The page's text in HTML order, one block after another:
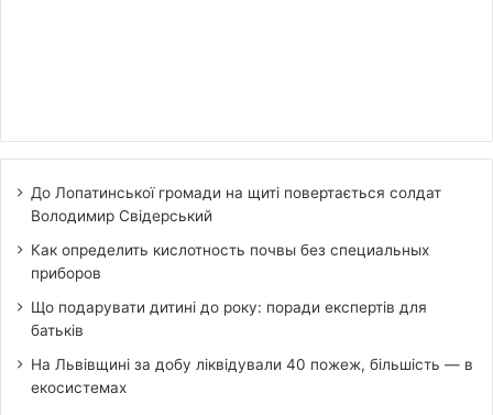
До Лопатинської громади на щиті повертається солдат
Володимир Свідерський
Как определить кислотность почвы без специальных
приборов
Що подарувати дитині до року: поради експертів для
батьків
На Львівщині за добу ліквідували 40 пожеж, більшість — в
екосистемах